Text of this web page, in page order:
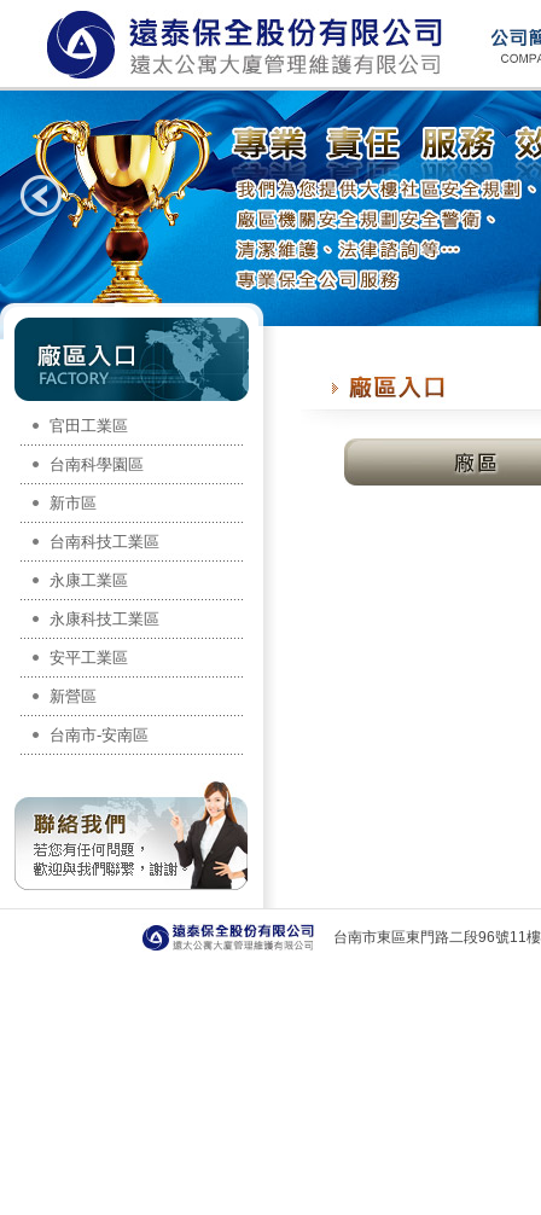
官田工業區
台南科學園區
新市區
台南科技工業區
永康工業區
永康科技工業區
安平工業區
新營區
台南市-安南區
台南市東區東門路二段96